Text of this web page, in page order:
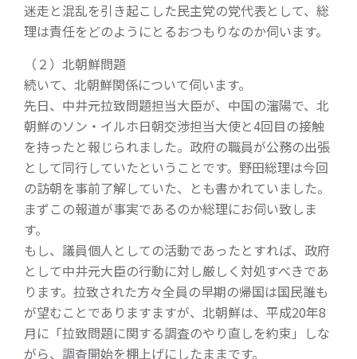
迷走と混乱を引き起こした民主党の党代表として、総
理は責任をどのようにとるおつもりなのか伺います。
（２）北朝鮮問題
続いて、北朝鮮関係について伺います。
先日、中井元拉致問題担当大臣が、中国の瀋陽で、北
朝鮮のソン・イルホ日朝交渉担当大使と4回目の接触
を持ったと報じられました。政府の職員が公務の出張
として同行していたということです。野田総理は今回
の訪朝を事前了解していた、とも書かれていました。
まずこの報道が事実であるのか総理にお伺い致しま
す。
もし、議員個人としての活動であったとすれば、政府
として中井元大臣の行動に対し厳しく対処すべきであ
ります。拉致された方々全員の早期の帰国は国民誰も
が望むことでありますますが、北朝鮮は、平成20年8
月に「拉致問題に関する調査のやり直しを約束」しな
がら、調査開始を棚上げにしたままです。